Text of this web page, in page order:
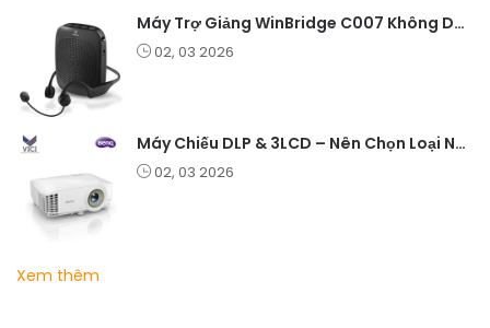
Máy Trợ Giảng WinBridge C007 Không Dây – Pin Lâu, Âm Thanh Rõ
02, 03 2026
Máy Chiếu DLP & 3LCD – Nên Chọn Loại Nào Cho Văn Phòng & Giải Trí?
02, 03 2026
Xem thêm